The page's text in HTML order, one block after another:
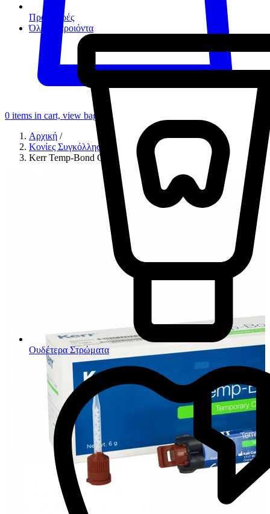
Προσφορές
Όλα τα προιόντα
Ουδέτερα Στρώματα
0 items in cart, view bag
Αρχική /
Κονίες Συγκόλλησης
Kerr Temp-Bond Clear